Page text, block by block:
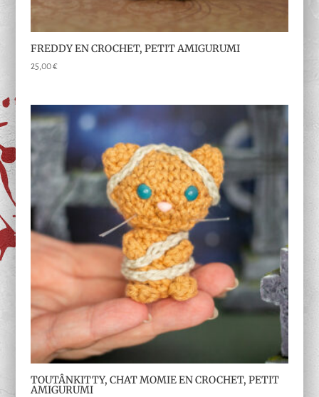
FREDDY EN CROCHET, PETIT AMIGURUMI
25,00€
TOUTÂNKITTY, CHAT MOMIE EN CROCHET, PETIT
AMIGURUMI